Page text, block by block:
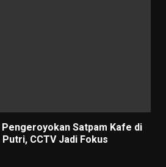
Satpam Kafe di
CCTV Jadi Fokus